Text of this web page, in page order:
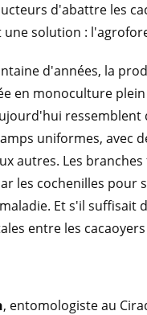
d'abattre les
solution :
d'années, la
en monoculture plein
ressemblent
uniformes, avec
autres. Les
les cochenilles pour
Et s'il suffisait
entre les cacaoyers
, entomologiste au